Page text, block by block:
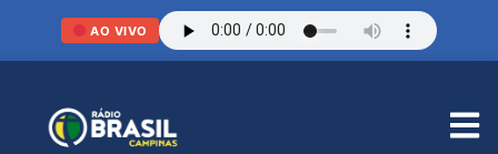
AO VIVO